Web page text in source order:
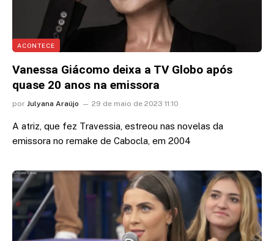
ACONTECE
Vanessa Giácomo deixa a TV Globo após
quase 20 anos na emissora
por Julyana Araújo 29 de maio de 2023 11:10
A atriz, que fez Travessia, estreou nas novelas da
emissora no remake de Cabocla, em 2004